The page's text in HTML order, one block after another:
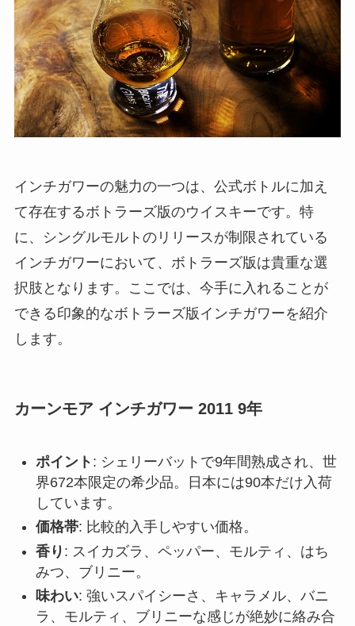
インチガワーの魅力の一つは、公式ボトルに加え
て存在するボトラーズ版のウイスキーです。特
に、シングルモルトのリリースが制限されている
インチガワーにおいて、ボトラーズ版は貴重な選
択肢となります。ここでは、今手に入れることが
できる印象的なボトラーズ版インチガワーを紹介
します。
カーンモア インチガワー 2011 9年
ポイント : シェリーバットで9年間熟成され、世
界672本限定の希少品。日本には90本だけ入荷
しています。
価格帯: 比較的入手しやすい価格。
香り : スイカズラ、ペッパー、モルティ、はち
みつ、ブリニー。
味わい: 強いスパイシーさ、キャラメル、バニ
ラ、モルティ、ブリニーな感じが絶妙に絡み合